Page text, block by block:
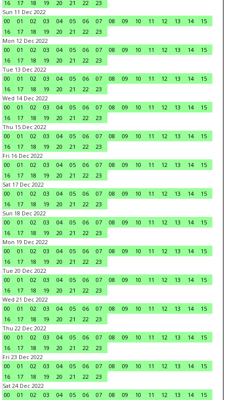
16
17 18 19 20 21 22
23
Sun 11 Dec 2022
00
01 02 03 04 05 06 07 08 09 10 11 12 13 14
15
16
17 18 19 20 21 22
23
Mon 12 Dec 2022
00
01 02 03 04 05 06 07 08 09 10 11 12 13 14
15
16
17 18 19 20 21 22
23
Tue 13 Dec 2022
00
01 02 03 04 05 06 07 08 09 10 11 12 13 14
15
16
17 18 19 20 21 22
23
Wed 14 Dec 2022
00
01 02 03 04 05 06 07 08 09 10 11 12 13 14
15
16
17 18 19 20 21 22
23
Thu 15 Dec 2022
00
01 02 03 04 05 06 07 08 09 10 11 12 13 14
15
16
17 18 19 20 21 22
23
Fri 16 Dec 2022
00
01 02 03 04 05 06 07 08 09 10 11 12 13 14
15
16
17 18 19 20 21 22
23
Sat 17 Dec 2022
00
01 02 03 04 05 06 07 08 09 10 11 12 13 14
15
16
17 18 19 20 21 22
23
Sun 18 Dec 2022
00
01 02 03 04 05 06 07 08 09 10 11 12 13 14
15
16
17 18 19 20 21 22
23
Mon 19 Dec 2022
00
01 02 03 04 05 06 07 08 09 10 11 12 13 14
15
16
17 18 19 20 21 22
23
Tue 20 Dec 2022
00
01 02 03 04 05 06 07 08 09 10 11 12 13 14
15
16
17 18 19 20 21 22
23
Wed 21 Dec 2022
00
01 02 03 04 05 06 07 08 09 10 11 12 13 14
15
16
17 18 19 20 21 22
23
Thu 22 Dec 2022
00
01 02 03 04 05 06 07 08 09 10 11 12 13 14
15
16
17 18 19 20 21 22
23
Fri 23 Dec 2022
00
01 02 03 04 05 06 07 08 09 10 11 12 13 14
15
16
17 18 19 20 21 22
23
Sat 24 Dec 2022
00
01 02 03 04 05 06 07 08 09 10 11 12 13 14
15